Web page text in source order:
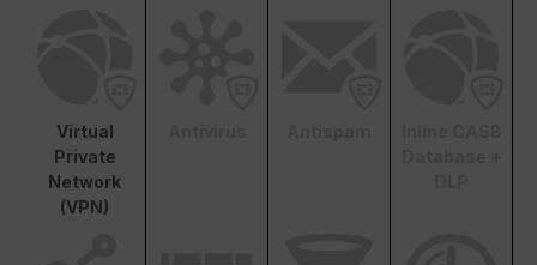
Virtual
Private
Network
(VPN)